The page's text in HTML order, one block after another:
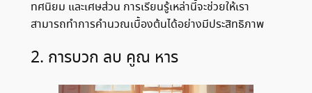
ทศนิยม และเศษส่วน การเรียนรู้เหล่านี้จะช่วยให้เรา
สามารถทำการคำนวณเบื้องต้นได้อย่างมีประสิทธิภาพ
2. การบวก ลบ คูณ หาร